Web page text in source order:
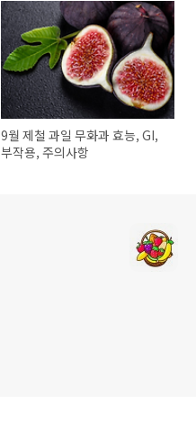
9월 제철 과일 무화과 효능, GI,
부작용, 주의사항